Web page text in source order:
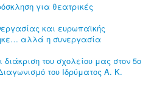
για θεατρικές
και ευρωπαϊκής
αλλά η συνεργασία
του σχολείου μας στον 5ο
του Ιδρύματος Α. Κ.